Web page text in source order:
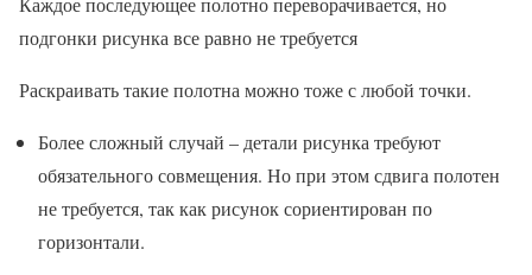
подгонки рисунка все равно не требуется
Раскраивать такие полотна можно тоже с любой точки.
Более сложный случай – детали рисунка требуют
обязательного совмещения. Но при этом сдвига полотен
не требуется, так как рисунок сориентирован по
горизонтали.